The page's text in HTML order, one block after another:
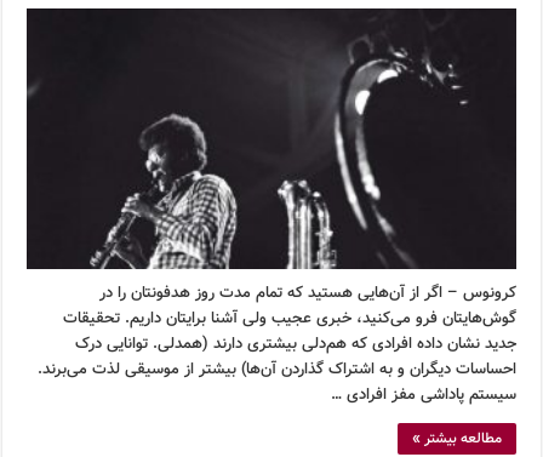
کرونوس – اگر از آن‌هایی هستید که تمام مدت روز هدفونتان را در
گوش‌هایتان فرو می‌کنید، خبری عجیب ولی آشنا برایتان داریم. تحقیقات
جدید نشان داده افرادی که هم‌دلی بیشتری دارند (همدلی. توانایی درک
احساسات دیگران و به اشتراک گذاردن آن‌ها) بیشتر از موسیقی لذت می‌برند.
سیستم پاداشی مفز افرادی …
مطالعه بیشتر »